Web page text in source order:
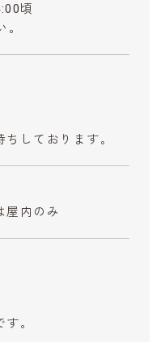
頃
しております。
内のみ
。